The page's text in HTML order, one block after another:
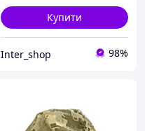
Купити
Inter_shop 98%